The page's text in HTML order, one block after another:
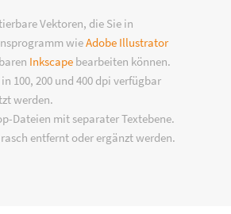
Vektoren, die Sie in
wieAdobe Illustrator
Inkscape bearbeiten können.
100, 200 und 400 dpi verfügbar
werden.
Dateien mit separater Textebene.
entfernt oder ergänzt werden.